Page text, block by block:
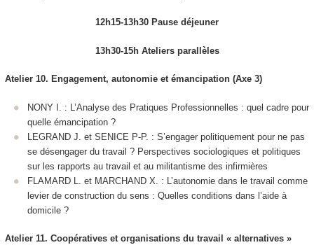
12h15-13h30 Pause déjeuner
13h30-15h Ateliers parallèles
Atelier 10. Engagement, autonomie et émancipation (Axe 3)
NONY I. : L’Analyse des Pratiques Professionnelles : quel cadre pour
quelle émancipation ?
LEGRAND J. et SENICE P-P. : S’engager politiquement pour ne pas
se désengager du travail ? Perspectives sociologiques et politiques
sur les rapports au travail et au militantisme des infirmières
FLAMARD L. et MARCHAND X. : L’autonomie dans le travail comme
levier de construction du sens : Quelles conditions dans l’aide à
domicile ?
Atelier 11. Coopératives et organisations du travail « alternatives »